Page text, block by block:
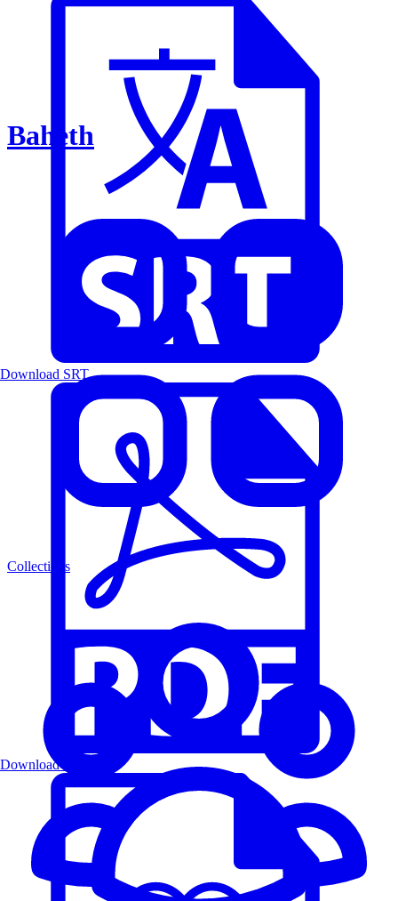
Baheth
Collections
Download SRT
Download PDF